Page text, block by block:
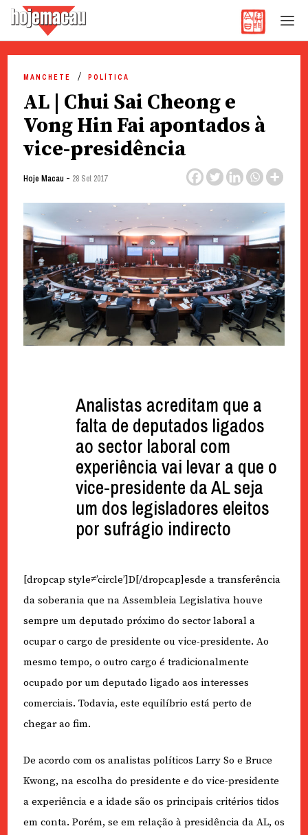
content
MANCHETE POLÍTICA
AL | Chui Sai Cheong e
Vong Hin Fai apontados à
vice-presidência
Hoje Macau - 28 Set 2017
Analistas acreditam que a
falta de deputados ligados
ao sector laboral com
experiência vai levar a que o
vice-presidente da AL seja
um dos legisladores eleitos
por sufrágio indirecto
[dropcap style≠’circle’]D[/dropcap]esde a transferência
da soberania que na Assembleia Legislativa houve
sempre um deputado próximo do sector laboral a
ocupar o cargo de presidente ou vice-presidente. Ao
mesmo tempo, o outro cargo é tradicionalmente
ocupado por um deputado ligado aos interesses
comerciais. Todavia, este equilíbrio está perto de
chegar ao fim.
De acordo com os analistas políticos Larry So e Bruce
Kwong, na escolha do presidente e do vice-presidente
a experiência e a idade são os principais critérios tidos
em conta. Porém, se em relação à presidência da AL, os